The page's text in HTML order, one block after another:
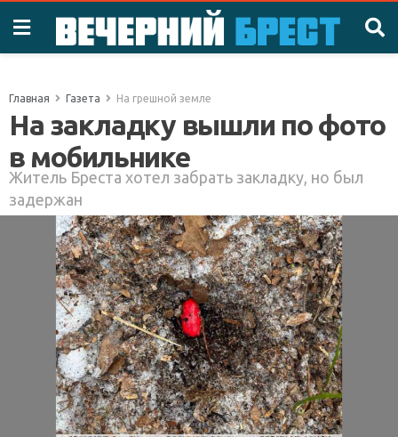
Главная Газета На грешной земле
На закладку вышли по фото
в мобильнике
Житель Бреста хотел забрать закладку, но был
задержан